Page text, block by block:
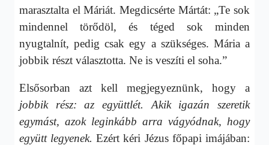
marasztalta el Máriát. Megdicsérte Mártát: „Te sok
mindennel törődöl, és téged sok minden
nyugtalnít, pedig csak egy a szükséges. Mária a
jobbik részt választotta. Ne is veszíti el soha.”
Elsősorban azt kell megjegyeznünk, hogy a
jobbik rész: az együttlét. Akik
igazán szeretik
egymást, azok leginkább arra vágyódnak, hogy
együtt legyenek.Ezért kéri Jézus főpapi imájában: